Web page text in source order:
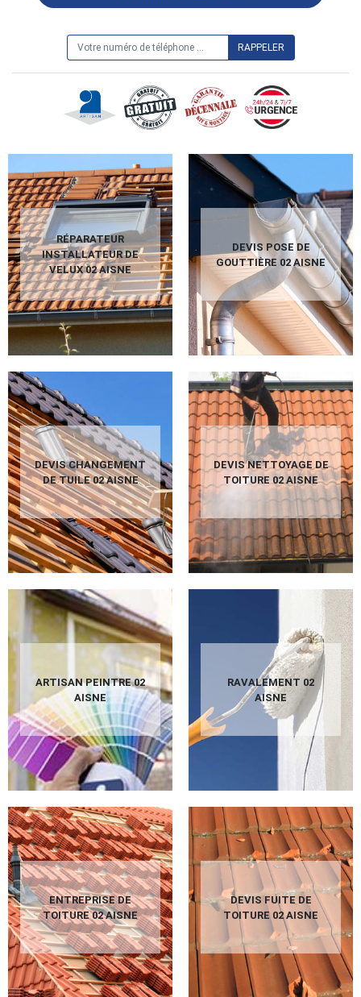
RÉPARATEUR
INSTALLATEUR DE
VELUX 02 AISNE
DEVIS POSE DE
GOUTTIÈRE 02 AISNE
DEVIS CHANGEMENT
DE TUILE 02 AISNE
DEVIS NETTOYAGE DE
TOITURE 02 AISNE
ARTISAN PEINTRE 02
AISNE
RAVALEMENT 02
AISNE
ENTREPRISE DE
TOITURE 02 AISNE
DEVIS FUITE DE
TOITURE 02 AISNE